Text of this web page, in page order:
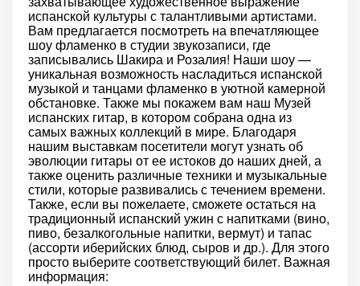
испанской культуры с талантливыми артистами.
Вам предлагается посмотреть на впечатляющее
шоу фламенко в студии звукозаписи, где
записывались Шакира и Розалия! Наши шоу —
уникальная возможность насладиться испанской
музыкой и танцами фламенко в уютной камерной
обстановке. Также мы покажем вам наш Музей
испанских гитар, в котором собрана одна из
самых важных коллекций в мире. Благодаря
нашим выставкам посетители могут узнать об
эволюции гитары от ее истоков до наших дней, а
также оценить различные техники и музыкальные
стили, которые развивались с течением времени.
Также, если вы пожелаете, сможете остаться на
традиционный испанский ужин с напитками (вино,
пиво, безалкогольные напитки, вермут) и тапас
(ассорти иберийских блюд, сыров и др.). Для этого
просто выберите соответствующий билет. Важная
информация: